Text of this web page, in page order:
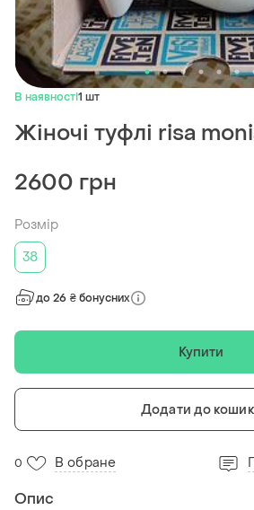
В наявності1 шт
Жіночі туфлі risa
2600 грн
Розмір
38
до 26 ₴ бонусних
Купити
Додати до
0 В обране
Опис